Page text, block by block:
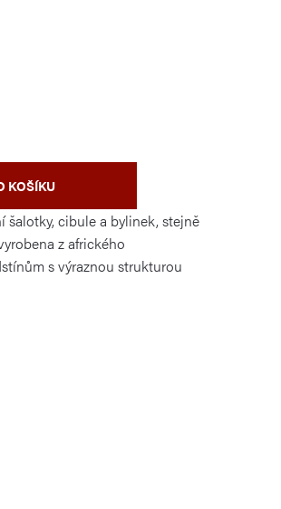
KOŠÍKU
cibule a bylinek, stejně
z afrického
s výraznou strukturou